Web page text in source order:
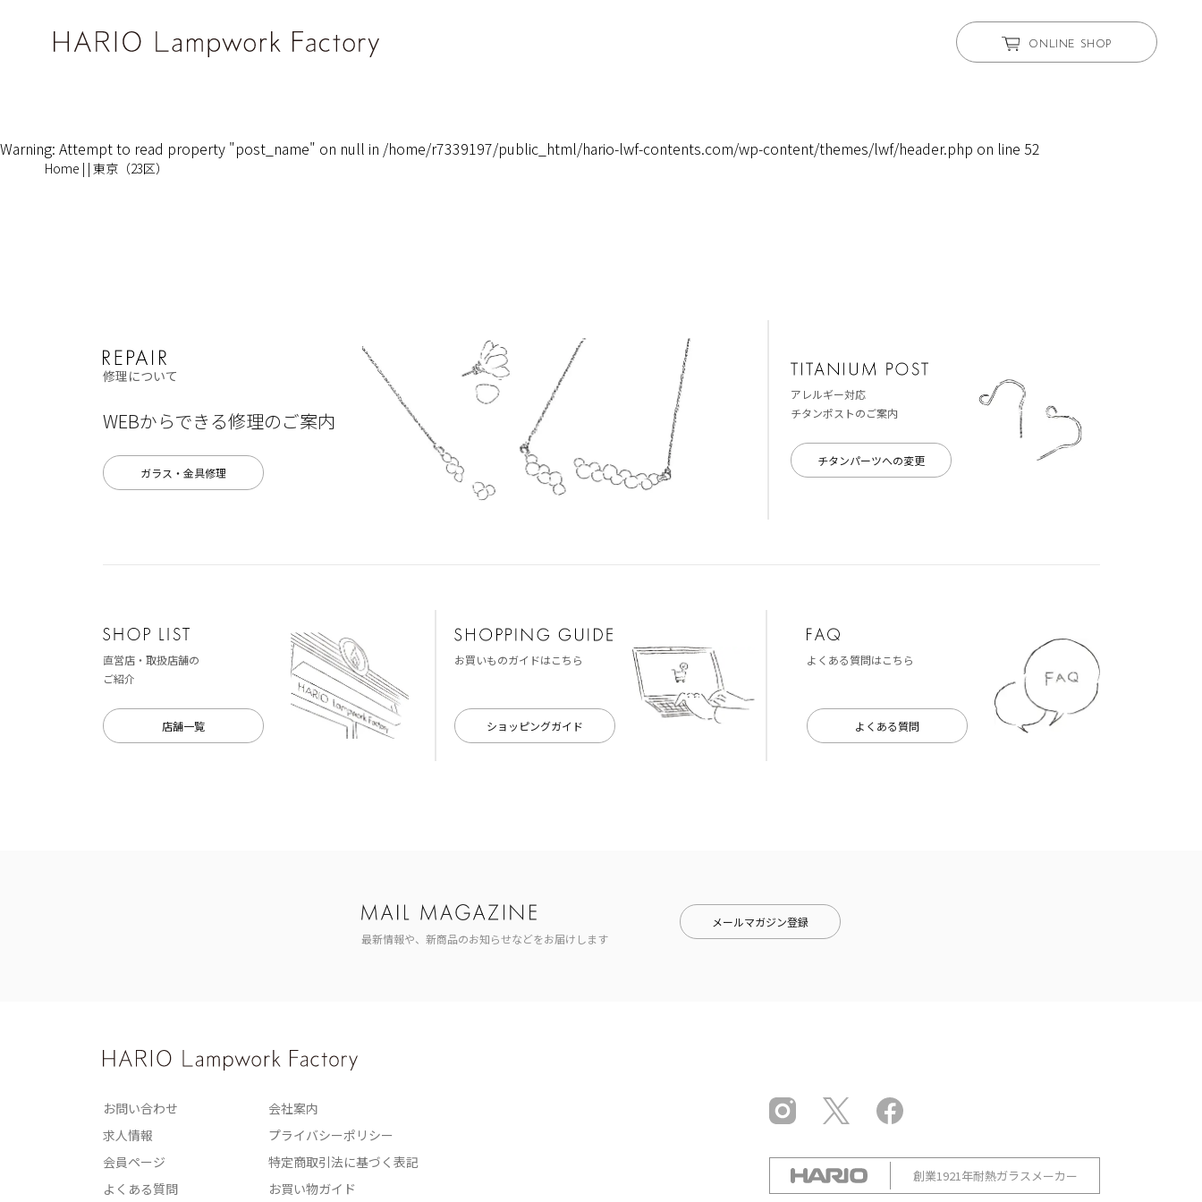
Warning: Attempt to read property "post_name" on null in /home/r7339197/public_html/hario-lwf-contents.com/wp-content/themes/lwf/header.php on line 52
ONLINE SHOP
Home | | 東京（23区）
修理について
WEBからできる修理のご案内
ガラス・金具修理
アレルギー対応
チタンポストのご案内
チタンパーツへの変更
直営店・取扱店舗の
ご紹介
店舗一覧
お買いものガイドはこちら
ショッピングガイド
よくある質問はこちら
よくある質問
最新情報や、新商品のお知らせなどをお届けします
メールマガジン登録
お問い合わせ
会社案内
求人情報
プライバシーポリシー
会員ページ
特定商取引法に基づく表記
よくある質問
お買い物ガイド
創業1921年耐熱ガラスメーカー